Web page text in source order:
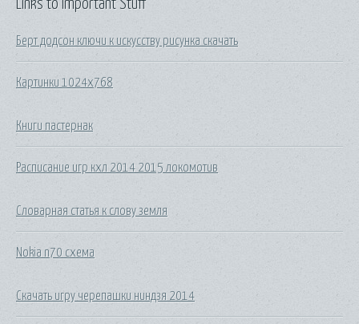
Links to Important Stuff
Берт додсон ключи к искусству рисунка скачать
Картинки 1024x768
Книги пастернак
Расписание игр кхл 2014 2015 локомотив
Словарная статья к слову земля
Nokia n70 схема
Скачать игру черепашки ниндзя 2014